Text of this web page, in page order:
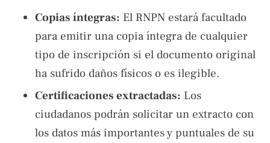
Copias íntegras: El RNPN estará facultado
para emitir una copia íntegra de cualquier
tipo de inscripción si el documento original
ha sufrido daños físicos o es ilegible.
Certificaciones extractadas: Los
ciudadanos podrán solicitar un extracto con
los datos más importantes y puntuales de su